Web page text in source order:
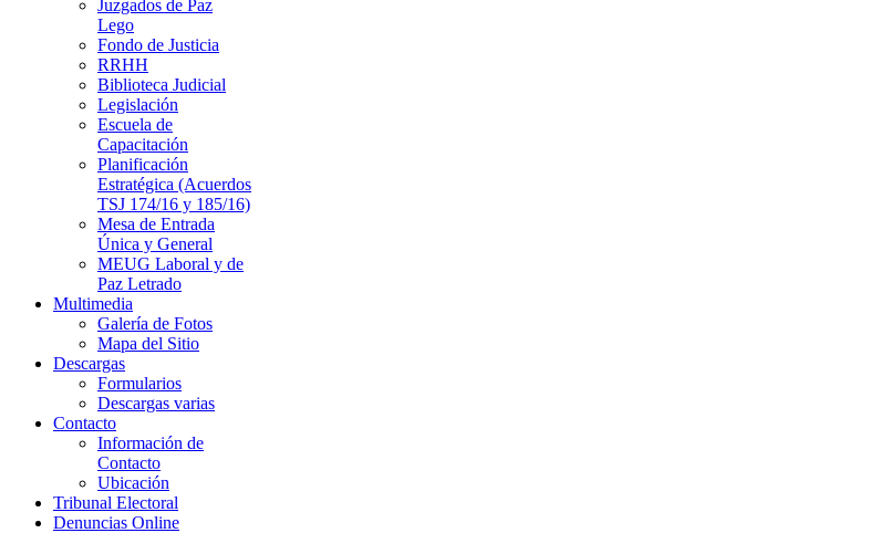
Juzgados de Paz
Lego
Fondo de Justicia
RRHH
Biblioteca Judicial
Legislación
Escuela de
Capacitación
Planificación
Estratégica (Acuerdos
TSJ 174/16 y 185/16)
Mesa de Entrada
Única y General
MEUG Laboral y de
Paz Letrado
Multimedia
Galería de Fotos
Mapa del Sitio
Descargas
Formularios
Descargas varias
Contacto
Información de
Contacto
Ubicación
Tribunal Electoral
Denuncias Online